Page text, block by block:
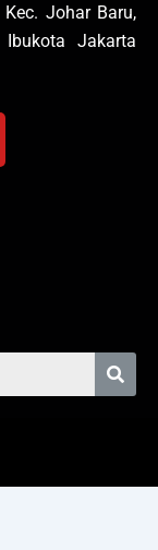
Johar Baru,
Jakarta